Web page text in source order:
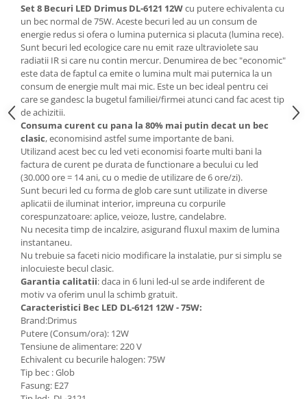
Mese gradinita
Scaune gradinita
Set mese si scaune gradinita
Mobilier copii
Mobila camera copii
Scaune birou pentru copii
Saltele patuturi copii
Paturi copii
Masa si scaune gradinita
Seturi comode living si dormitor
Set 8 Becuri LED Drimus DL-6121 12Wcu putere echivalenta cu
un bec normal de 75W. Aceste becuri led au un consum de
energie redus si ofera o lumina puternica si placuta (lumina rece).
Sunt becuri led ecologice care nu emit raze ultraviolete sau
radiatii IR si care nu contin mercur. Denumirea de bec "economic"
este data de faptul ca emite o lumina mult mai puternica la un
consum de energie mult mai mic. Este un bec ideal pentru cei
care se gandesc la bugetul familiei/firmei atunci cand fac acest tip
de achizitii.
Consuma curent cu pana la 80% mai putin decat un bec
clasic, economisind astfel sume importante de bani.
Utilizand acest bec cu led veti economisi foarte multi bani la
factura de curent pe durata de functionare a becului cu led
(30.000 ore = 14 ani, cu o medie de utilizare de 6 ore/zi).
Sunt becuri led cu forma de glob care sunt utilizate in diverse
aplicatii de iluminat interior, impreuna cu corpurile
corespunzatoare: aplice, veioze, lustre, candelabre.
Nu necesita timp de incalzire, asigurand fluxul maxim de lumina
instantaneu.
Nu trebuie sa faceti nicio modificare la instalatie, pur si simplu se
inlocuieste becul clasic.
Garantia calitatii: daca in 6 luni led-ul se arde indiferent de
motiv va oferim unul la schimb gratuit.
Caracteristici Bec LED DL-6121 12W - 75W:
Brand:Drimus
Putere (Consum/ora): 12W
Tensiune de alimentare: 220 V
Echivalent cu becurile halogen: 75W
Tip bec : Glob
Fasung: E27